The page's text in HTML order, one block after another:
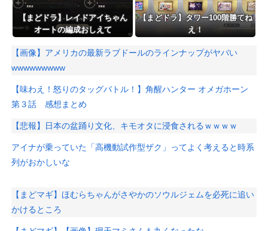
【まどドラ】レイドアイちゃん
オートの編成おしえて
【まどドラ】タワー100階勝てね
え！
【画像】アメリカの最新ラブドールのラインナップがヤバい
wwwwwwwww
【味わえ！怒りのタッグバトル！】角醒ハンター オメガホーン
第３話 感想まとめ
【悲報】日本の盆踊り文化、キモオタに浸食されるｗｗｗｗ
アイナが乗っていた「高機動試作型ザク」ってよく考えると時系
列がおかしいな
【まどマギ】ほむらちゃんがさやかのソウルジェムを必死に追い
かけるところ